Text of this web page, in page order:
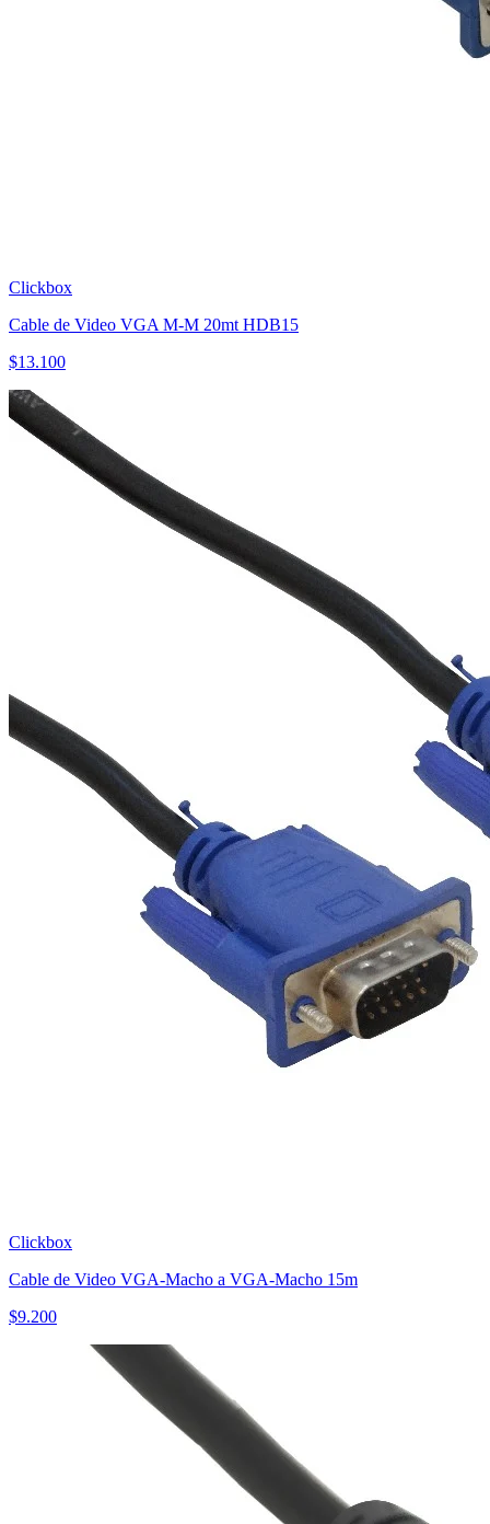
Clickbox
Cable de Video VGA M-M 20mt HDB15
$13.100
Clickbox
Cable de Video VGA-Macho a VGA-Macho 15m
$9.200